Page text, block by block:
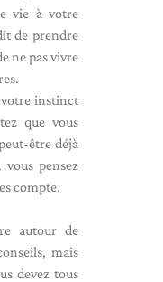
vie à votre
de prendre
ne pas vivre
votre instinct
que vous
être déjà
pensez
compte.
autour de
mais
devez tous